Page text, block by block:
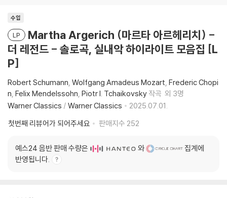
수입
LP
Martha Argerich (마르타 아르헤리치) -
더 레전드 - 솔로곡, 실내악 하이라이트 모음집 [L
P]
Robert Schumann Wolfgang Amadeus Mozart Frederic Chopi
n Felix Mendelssohn Piotr I. Tchaikovsky 작곡 외 3명
Warner Classics / Warner Classics
2025.07.01.
첫번째 리뷰어가 되어주세요
판매지수 252
예스24 음반 판매 수량은 와
집계에
반영됩니다.